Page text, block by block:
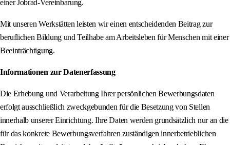
einer Jobrad-Vereinbarung.
Mit unseren Werkstätten leisten wir einen entscheidenden Beitrag zur
beruflichen Bildung und Teilhabe am Arbeitsleben für Menschen mit einer
Beeinträchtigung.
Informationen zur Datenerfassung
Die Erhebung und Verarbeitung Ihrer persönlichen Bewerbungsdaten
erfolgt ausschließlich zweckgebunden für die Besetzung von Stellen
innerhalb unserer Einrichtung. Ihre Daten werden grundsätzlich nur an die
für das konkrete Bewerbungsverfahren zuständigen innerbetrieblichen